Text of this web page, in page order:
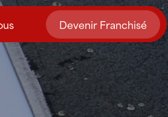
Devenir Franchisé